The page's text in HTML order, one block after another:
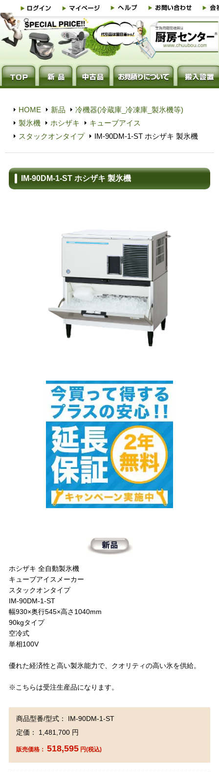
HOME 新品
冷機器(冷蔵庫_冷凍庫_製氷機等)
製氷機
ホシザキ
キューブアイス
スタックオンタイプ
IM-90DM-1-ST ホシザキ 製氷機
IM-90DM-1-ST ホシザキ 製氷機
ホシザキ 全自動製氷機
キューブアイスメーカー
スタックオンタイプ
IM-90DM-1-ST
幅930×奥行545×高さ1040mm
90kgタイプ
空冷式
単相100V
優れた経済性と高い製氷能力で、クオリティの高い氷を供給。
※こちらは受注生産品になります。
商品型番/型式： IM-90DM-1-ST
定価： 1,481,700 円
販売価格： 518,595円(税込)